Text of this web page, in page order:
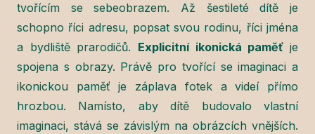
tvořícím se sebeobrazem. Až šestileté dítě je
schopno říci adresu, popsat svou rodinu, říci jména
a bydliště prarodičů. Explicitní ikonická paměť je
spojena s obrazy. Právě pro tvořící se imaginaci a
ikonickou paměť je záplava fotek a videí přímo
hrozbou. Namísto, aby dítě budovalo vlastní
imaginaci, stává se závislým na obrázcích vnějších.